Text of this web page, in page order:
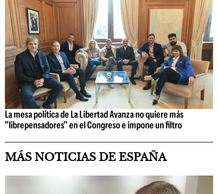
La mesa política de La Libertad Avanza no quiere más
"librepensadores" en el Congreso e impone un filtro
MÁS NOTICIAS DE ESPAÑA